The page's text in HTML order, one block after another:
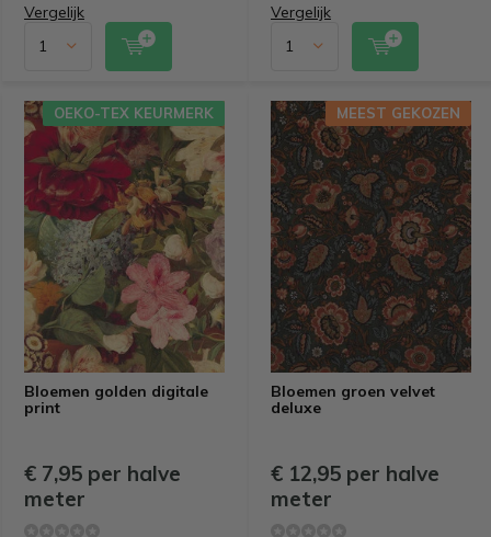
Vergelijk Vergelijk
Bloemen golden digitale
print
OEKO-TEX KEURMERK
€ 7,95 per halve
meter
Bloemen groen velvet
deluxe
MEEST GEKOZEN
€ 12,95 per halve
meter